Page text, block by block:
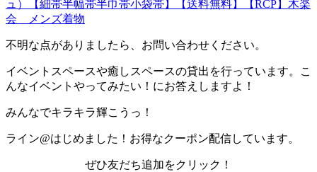
ュ）【細帯半幅帯半巾帯小袋帯】【送料無料】【RCP】木楽
会 メンズ着物
不明な点がありましたら、お問い合わせください。
イベントスペースや癒しスペースの貸出を行っています。こ
んなイベントやってみたい！にお答えしますよ！
みんなでキラキラ輝こうっ！
ライン@はじめました！お得なクーポン配信しています。
ぜひ友だち追加をクリック！